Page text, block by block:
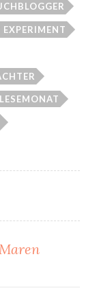
LESEMONAT